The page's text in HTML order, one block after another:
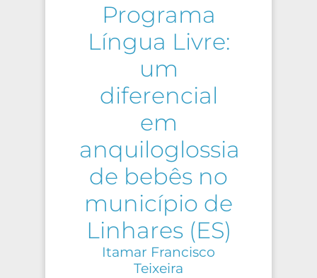
Programa
Língua Livre:
um
diferencial
em
anquiloglossia
de bebês no
município de
Linhares (ES)
Itamar Francisco
Teixeira